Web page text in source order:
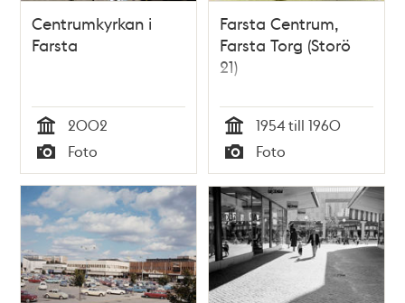
Centrumkyrkan i
Farsta
Tid
2002
Typ
Foto
Farsta Centrum,
Farsta Torg (Storö
21)
Tid
1954 till 1960
Typ
Foto